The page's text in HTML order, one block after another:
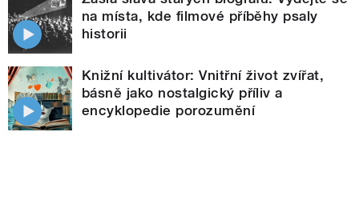
na místa, kde filmové příběhy psaly
historii
Knižní kultivátor: Vnitřní život zvířat,
básně jako nostalgický příliv a
encyklopedie porozumění